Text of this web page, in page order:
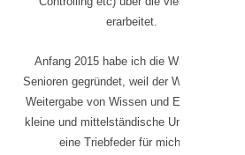
erarbeitet.
Anfang 2015 habe ich die Wirtschafts-
Senioren gegründet, weil der Wunsch nach
Weitergabe von Wissen und Erfahrung für
kleine und mittelständische Unternehmen,
eine Triebfeder für mich war.